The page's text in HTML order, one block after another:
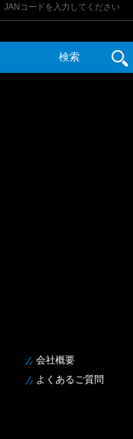
会社概要
よくあるご質問